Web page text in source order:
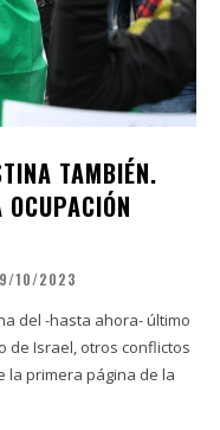
TAMBIÉN.
10/2023
del -hasta ahora- último
de Israel, otros conflictos
la primera página de la